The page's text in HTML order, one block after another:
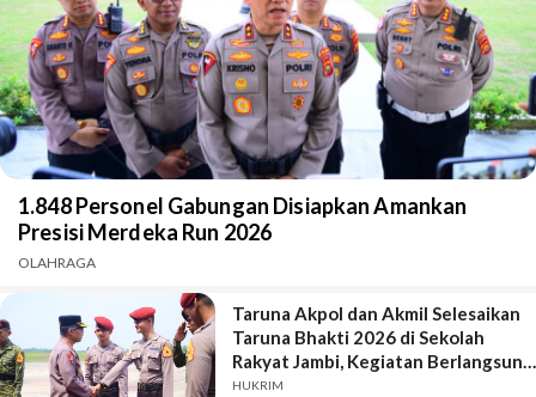
1.848 Personel Gabungan Disiapkan Amankan
Presisi Merdeka Run 2026
OLAHRAGA
Taruna Akpol dan Akmil Selesaikan
Taruna Bhakti 2026 di Sekolah
Rakyat Jambi, Kegiatan Berlangsung
Aman dan Lancar
HUKRIM